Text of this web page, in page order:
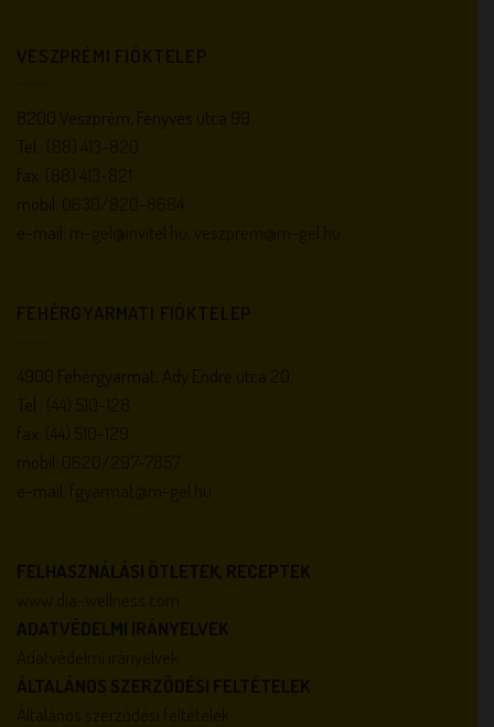
VESZPRÉMI FIÓKTELEP
8200 Veszprém, Fenyves utca 99.
Tel.:
fax:
mobil:
e-mail:
FEHÉRGYARMATI FIÓKTELEP
4900 Fehérgyarmat, Ady Endre utca 20.
Tel.:
fax:
mobil:
e-mail:
FELHASZNÁLÁSI ÖTLETEK, RECEPTEK
ADATVÉDELMI IRÁNYELVEK
ÁLTALÁNOS SZERZŐDÉSI FELTÉTELEK